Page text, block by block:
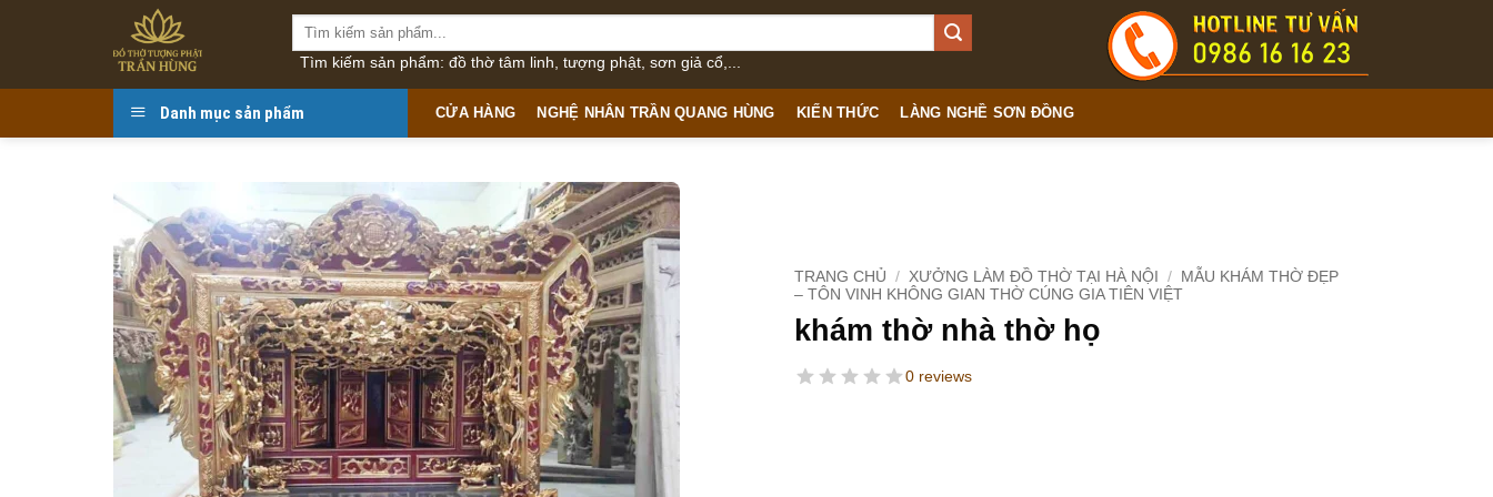
Tìm
Tìm kiếm sản phẩm: đồ thờ tâm linh, tượng phật, sơn giả cổ,...
Danh mục sản phẩm CỬA HÀNG NGHỆ NHÂN TRẦN QUANG HÙNG KIẾN THỨC LÀNG NGHỀ SƠN ĐỒNG
TRANG CHỦ / XƯỞNG LÀM ĐỒ THỜ TẠI HÀ NỘI /
MẪU KHÁM THỜ ĐẸP
– TÔN VINH KHÔNG GIAN THỜ CÚNG GIA TIÊN VIỆT
khám thờ nhà thờ họ
0 reviews